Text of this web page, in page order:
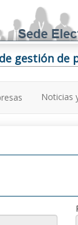
gestión de
Noticias